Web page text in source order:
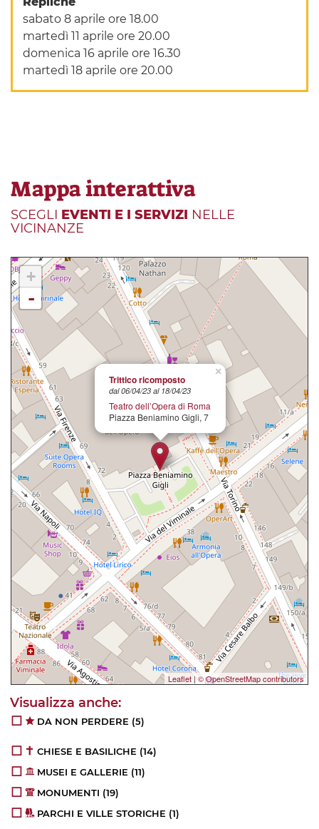
sabato 8 aprile ore 18.00
martedì 11 aprile ore 20.00
domenica 16 aprile ore 16.30
martedì 18 aprile ore 20.00
Mappa interattiva
SCEGLI EVENTI E I SERVIZI NELLE
VICINANZE
×
Trittico ricomposto
dal 06/04/23 al 18/04/23
Teatro dell’Opera di Roma
Piazza Beniamino Gigli, 7
+
-
Leaflet|© OpenStreetMap contributors
DA NON PERDERE (5)
CHIESE E BASILICHE (14)
MUSEI E GALLERIE (11)
MONUMENTI (19)
PARCHI E VILLE STORICHE (1)